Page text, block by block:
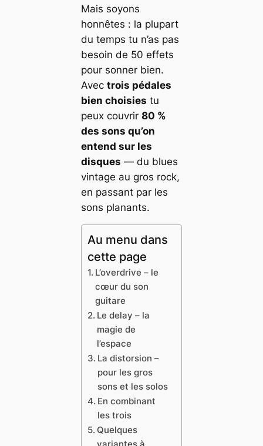
Mais soyons
honnêtes : la plupart
du temps tu n’as pas
besoin de 50 effets
pour sonner bien.
Avec trois pédales
bien choisies tu
peux couvrir 80 %
des sons qu’on
entend sur les
disques — du blues
vintage au gros rock,
en passant par les
sons planants.
Au menu dans
cette page
L’overdrive – le
cœur du son
guitare
Le delay – la
magie de
l’espace
La distorsion –
pour les gros
sons et les solos
En combinant
les trois
Quelques